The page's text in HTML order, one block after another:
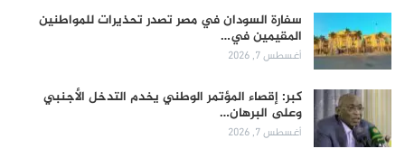
سفارة السودان في مصر تصدر تحذيرات للمواطنين
المقيمين في…
أغسطس 7, 2026
كبر: إقصاء المؤتمر الوطني يخدم التدخل الأجنبي
وعلى البرهان…
أغسطس 7, 2026